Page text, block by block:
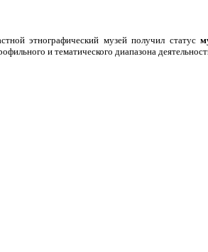
этнографический музей получил статус
и тематического диапазона